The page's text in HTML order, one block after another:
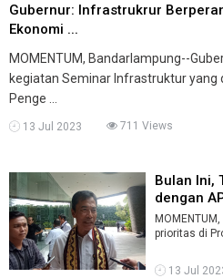
Gubernur: Infrastrukrur
Ekonomi ...
MOMENTUM, Bandarlampung--
kegiatan Seminar Infrastruktur yang
Penge ...
13 Jul 2023 711 Views
Bulan Ini,
dengan
prioritas di
seger ...
13 Jul